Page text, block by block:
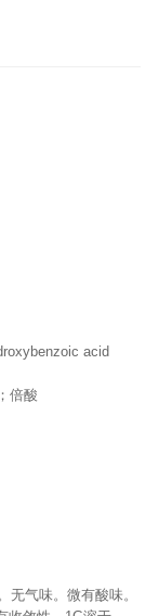
acid
倍酸
气味。微有酸味。
有收敛性。1G溶于
、5ml丙酮,几乎不
240℃(分解)。有刺